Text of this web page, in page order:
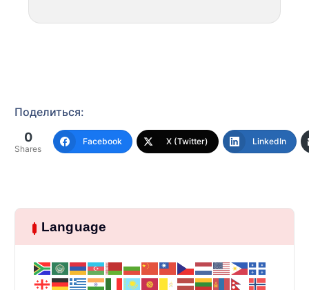
Поделиться:
0
Shares
Facebook X (Twitter) LinkedIn
Language